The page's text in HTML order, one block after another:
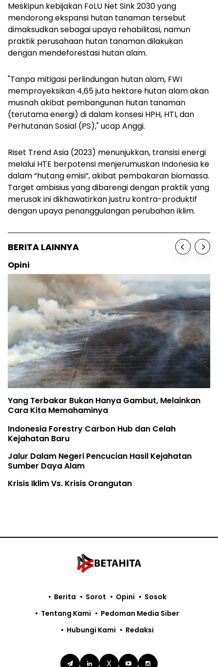
Meskipun kebijakan FoLU Net Sink 2030 yang
mendorong ekspansi hutan tanaman tersebut
dimaksudkan sebagai upaya rehabilitasi, namun
praktik perusahaan hutan tanaman dilakukan
dengan mendeforestasi hutan alam.
"Tanpa mitigasi perlindungan hutan alam, FWI
memproyeksikan 4,65 juta hektare hutan alam akan
musnah akibat pembangunan hutan tanaman
(terutama energi) di dalam konsesi HPH, HTI, dan
Perhutanan Sosial (PS)," ucap Anggi.
Riset Trend Asia (2023) menunjukkan, transisi energi
melalui HTE berpotensi menjerumuskan Indonesia ke
dalam “hutang emisi”, akibat pembakaran biomassa.
Target ambisius yang dibarengi dengan praktik yang
merusak ini dikhawatirkan justru kontra-produktif
dengan upaya penanggulangan perubahan iklim.
BERITA LAINNYA
Opini
Yang Terbakar Bukan Hanya Gambut, Melainkan
Cara Kita Memahaminya
Indonesia Forestry Carbon Hub dan Celah
Kejahatan Baru
Jalur Dalam Negeri Pencucian Hasil Kejahatan
Sumber Daya Alam
Krisis Iklim Vs. Krisis Orangutan
X
Berita Sorot Opini
Sosok
Tentang Kami
Pedoman Media Siber
Hubungi Kami
Redaksi